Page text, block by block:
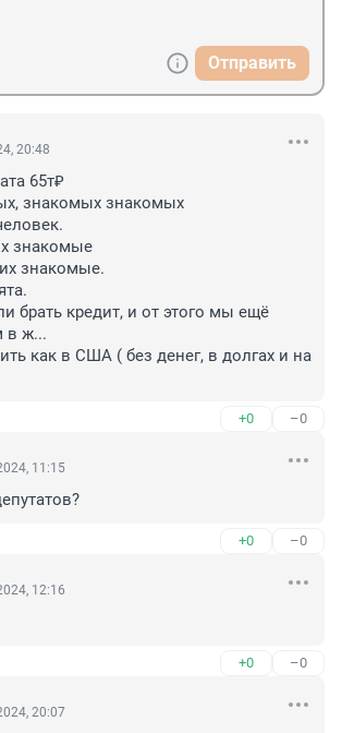
Отправить
20:48
65т₽
знакомых знакомых
знакомые
знакомые.
брать кредит, и от этого мы ещё
в ж...
как в США ( без денег, в долгах и на
+0 –0
11:15
+0 –0
12:16
+0 –0
20:07